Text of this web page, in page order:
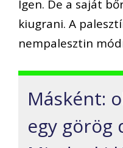
Igen. De a saját bő
kiugrani. A palesztí
nempalesztin mó
Másként:
egy görög